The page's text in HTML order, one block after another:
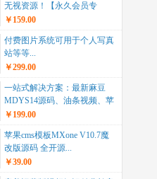
无视资源！【永久会员专
项】...
￥159.00
付费图片系统可用于个人写真
站等等...
￥299.00
一站式解决方案：最新麻豆
MDYS14源码、油条视频、苹
果CMS系统，附...
￥199.00
苹果cms模板MXone V10.7魔
改版源码 全开源...
￥39.00